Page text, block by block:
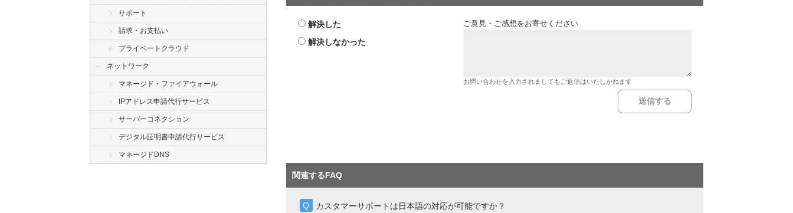
サポート
請求・お支払い
プライベートクラウド
ネットワーク
マネージド・ファイアウォール
IPアドレス申請代行サービス
サーバーコネクション
デジタル証明書申請代行サービス
マネージドDNS
解決した
解決しなかった
ご意見・ご感想をお寄せください
お問い合わせを入力されましてもご返信はいたしかねます
関連するFAQ
カスタマーサポートは日本語の対応が可能ですか？